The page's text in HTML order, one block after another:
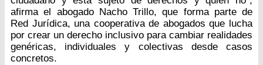
afirma el abogado Nacho Trillo, que forma parte de
Red Jurídica, una cooperativa de abogados que lucha
por crear un derecho inclusivo para cambiar realidades
genéricas, individuales y colectivas desde casos
concretos.